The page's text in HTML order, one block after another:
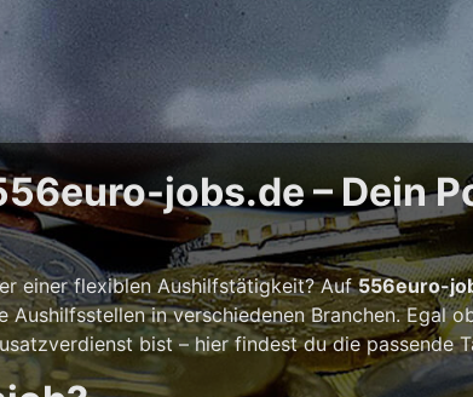
jobs.de – Dein
einer flexiblen Aushilfstätigkeit? Auf556euro-
in verschiedenen Branchen. Egal
bist – hier findest du die passende